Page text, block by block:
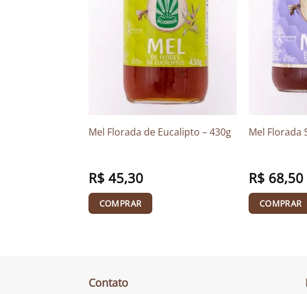
Mel Florada de Eucalipto – 430g
R$45,30
COMPRAR
Mel Florada
R$ 68,50
COMPRAR
Contato